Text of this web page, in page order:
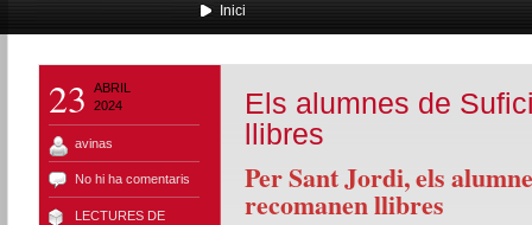
Inici
23
ABRIL
2024
avinas
No hi ha comentaris
LECTURES DE
Els alumnes de
llibres
Per Sant Jordi, els
recomanen llibres